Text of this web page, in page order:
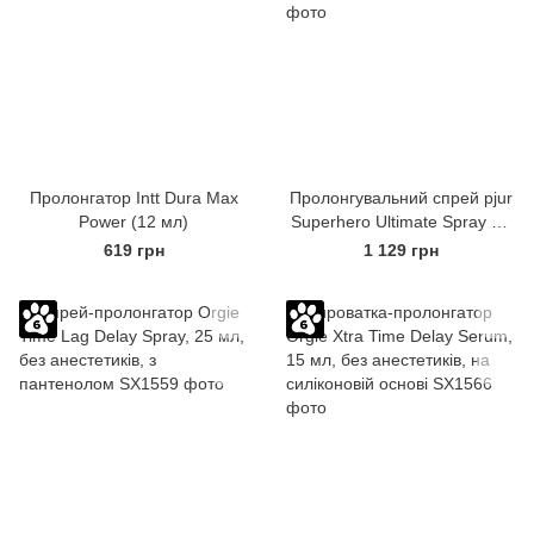
Пролонгатор Intt Dura Max
Power (12 мл)
619 грн
Пролонгувальний спрей pjur
Superhero Ultimate Spray 20
мл, найсильніший
1 129 грн